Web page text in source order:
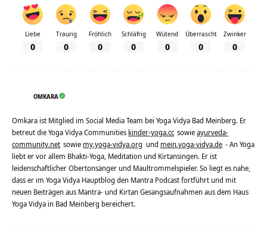
Liebe
0
Traurig
0
Fröhlich
0
Schläfrig
0
Wütend
0
Überrascht
0
Zwinker
0
OMKARA
Omkara ist Mitglied im Social Media Team bei Yoga Vidya Bad Meinberg. Er
betreut die Yoga Vidya Communities kinder-yoga.cc sowieayurveda-
community.net sowie my.yoga-vidya.org und mein.yoga-vidya.de - An Yoga
liebt er vor allem Bhakti-Yoga, Meditation und Kirtansingen. Er ist
leidenschaftlicher Obertonsänger und Maultrommelspieler. So liegt es nahe,
dass er im Yoga Vidya Hauptblog den Mantra Podcast fortführt und mit
neuen Beiträgen aus Mantra- und Kirtan Gesangsaufnahmen aus dem Haus
Yoga Vidya in Bad Meinberg bereichert.